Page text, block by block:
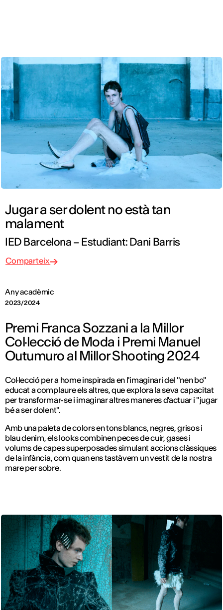
Jugar a ser dolent no està tan
malament
IED Barcelona – Estudiant: Dani Barris
Any acadèmic
2023/2024
Comparteix
Premi Franca Sozzani a la Millor
Col·lecció de Moda i Premi Manuel
Outumuro al Millor Shooting 2024
Col·lecció per a home inspirada en l'imaginari del "nen bo"
educat a complaure els altres, que explora la seva capacitat
per transformar-se i imaginar altres maneres d'actuar i "jugar
béa ser dolent".
Amb una paleta de colors en tons blancs, negres, grisos i
blau denim, els looks combinen peces de cuir, gases i
volums de capes superposades simulant accions clàssiques
de la infància, com quan ens tastàvem un vestit de la nostra
mare per sobre.